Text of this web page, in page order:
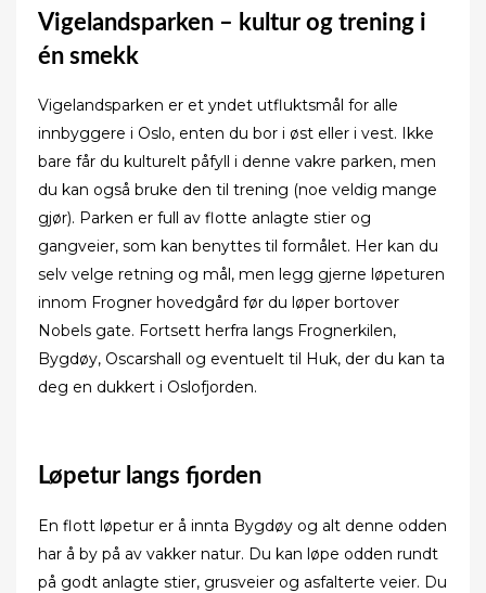
Vigelandsparken – kultur og trening i
én smekk
Vigelandsparken er et yndet utfluktsmål for alle
innbyggere i Oslo, enten du bor i øst eller i vest. Ikke
bare får du kulturelt påfyll i denne vakre parken, men
du kan også bruke den til trening (noe veldig mange
gjør). Parken er full av flotte anlagte stier og
gangveier, som kan benyttes til formålet. Her kan du
selv velge retning og mål, men legg gjerne løpeturen
innom Frogner hovedgård før du løper bortover
Nobels gate. Fortsett herfra langs Frognerkilen,
Bygdøy, Oscarshall og eventuelt til Huk, der du kan ta
deg en dukkert i Oslofjorden.
Løpetur langs fjorden
En flott løpetur er å innta Bygdøy og alt denne odden
har å by på av vakker natur. Du kan løpe odden rundt
på godt anlagte stier, grusveier og asfalterte veier. Du